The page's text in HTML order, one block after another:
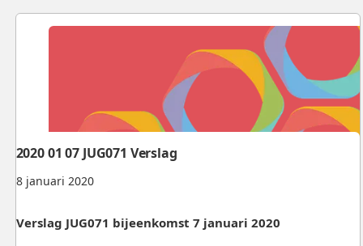
8 januari 2020
2020 01 07 JUG071 Verslag
Verslag JUG071 bijeenkomst 7 januari 2020